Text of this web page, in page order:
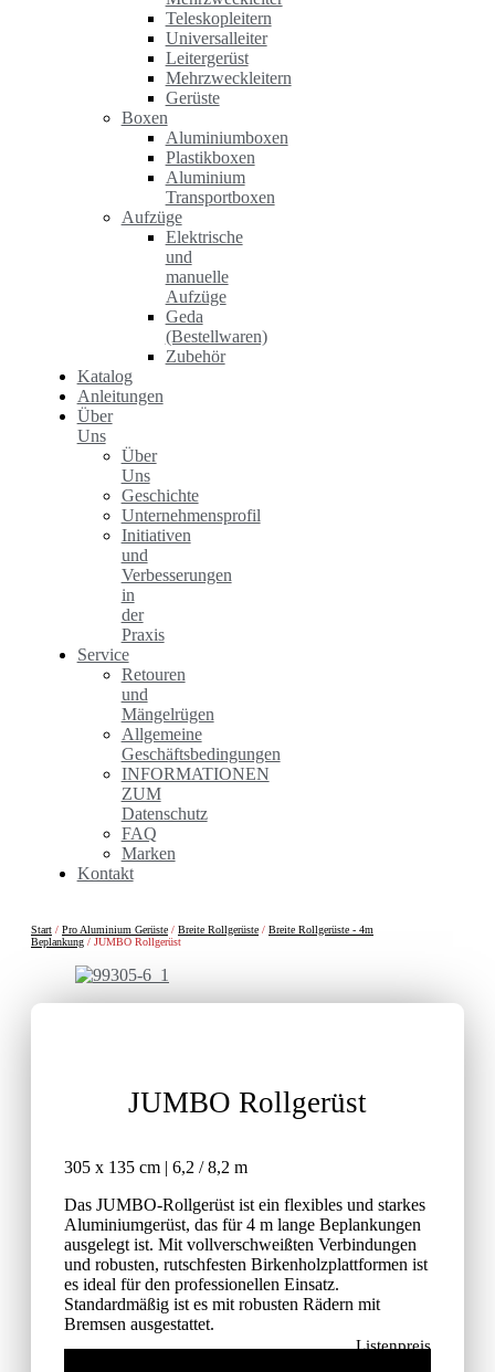
Teleskopleitern
Universalleiter
Leitergerüst
Mehrzweckleitern
Gerüste
Boxen
Aluminiumboxen
Plastikboxen
Aluminium
Transportboxen
Aufzüge
Elektrische
und
manuelle
Aufzüge
Geda
(Bestellwaren)
Zubehör
Katalog
Anleitungen
Über
Uns
Über
Uns
Geschichte
Unternehmensprofil
Initiativen
und
Verbesserungen
in
der
Praxis
Service
Retouren
und
Mängelrügen
Allgemeine
Geschäftsbedingungen
INFORMATIONEN
ZUM
Datenschutz
FAQ
Marken
Kontakt
Start / Pro Aluminium Gerüste / Breite Rollgerüste / Breite Rollgerüste - 4m
Beplankung / JUMBO Rollgerüst
JUMBO Rollgerüst
305 x 135 cm | 6,2 / 8,2 m
Das JUMBO-Rollgerüst ist ein flexibles und starkes
Aluminiumgerüst, das für 4 m lange Beplankungen
ausgelegt ist. Mit vollverschweißten Verbindungen
und robusten, rutschfesten Birkenholzplattformen ist
es ideal für den professionellen Einsatz.
Standardmäßig ist es mit robusten Rädern mit
Bremsen ausgestattet.
Listenpreis